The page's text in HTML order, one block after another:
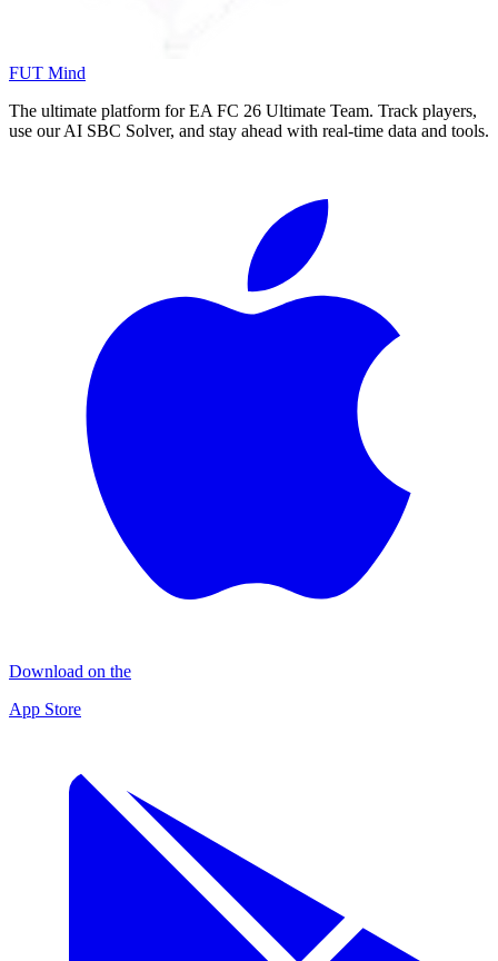
FUT Mind
The ultimate platform for EA FC 26 Ultimate Team. Track players,
use our AI SBC Solver, and stay ahead with real-time data and tools.
Download on the
App Store